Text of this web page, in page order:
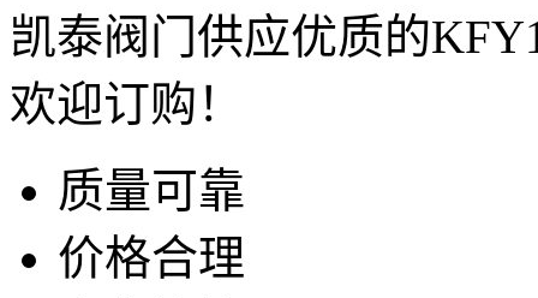
凯泰阀门供应优质的
欢迎订购！
质量可靠
价格合理